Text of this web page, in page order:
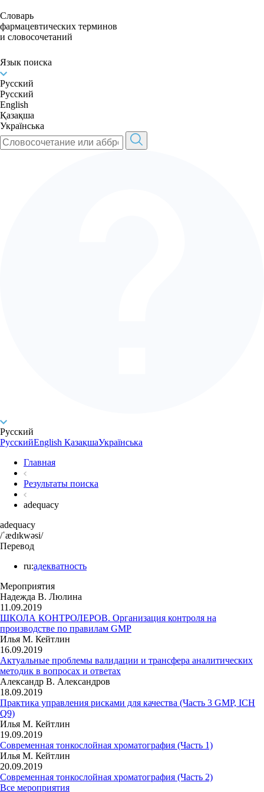
Словарь
фармацевтических терминов
и словосочетаний
Язык поиска
Русский
Русский
English
Қазақша
Українська
Русский
РусскийEnglish ҚазақшаУкраїнська
Главная
Результаты поиска
adequacy
adequacy
/ˈædɪkwəsi/
Перевод
ru:адекватность
Мероприятия
Надежда В. Люлина
11.09.2019
ШКОЛА КОНТРОЛЕРОВ. Организация контроля на
производстве по правилам GMP
Илья М. Кейтлин
16.09.2019
Актуальные проблемы валидации и трансфера аналитических
методик в вопросах и ответах
Александр В. Александров
18.09.2019
Практика управления рисками для качества (Часть 3 GMP, ICH
Q9)
Илья М. Кейтлин
19.09.2019
Современная тонкослойная хроматография (Часть 1)
Илья М. Кейтлин
20.09.2019
Современная тонкослойная хроматография (Часть 2)
Все мероприятия